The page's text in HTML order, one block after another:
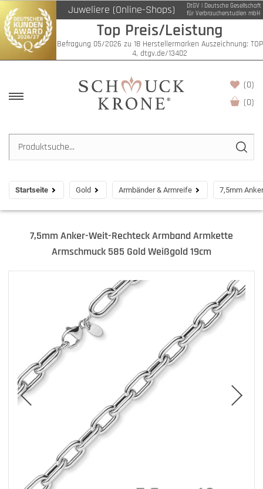
Juweliere (Online-Shops)
DtGV | Deutsche Gesellschaft
für Verbraucherstudien mbH
Top Preis/Leistung
Befragung 05/2026 zu 18 Herstellermarken Auszeichnung: TOP
4, dtgv.de/13402
(0)
(0)
Startseite Gold Armbänder & Armreife 7,5mm
7,5mm Anker-Weit-Rechteck Armband Armkette
Armschmuck 585 Gold Weißgold 19cm